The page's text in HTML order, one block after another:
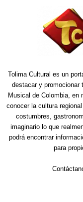
Tolima Cultural es un
destacar y promocionar
Musical de Colombia, en
conocer la cultura
costumbres,
imaginario lo que
podrá encontrar
para